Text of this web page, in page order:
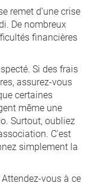
remet d’une crise
De nombreux
financières
Si des frais
assurez-vous
certaines
même une
Surtout, oubliez
C’est
simplement la
vous à ce